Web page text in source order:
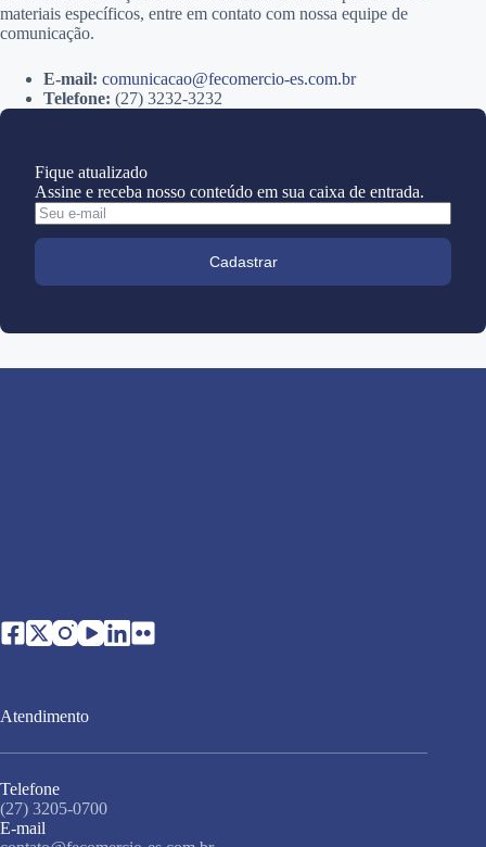
materiais específicos, entre em contato com nossa equipe de
comunicação.
E-mail: comunicacao@fecomercio-es.com.br
Telefone: (27) 3232-3232
Fique atualizado
Assine e receba nosso conteúdo em sua caixa de entrada.
Cadastrar
Atendimento
Telefone
(27) 3205-0700
E-mail